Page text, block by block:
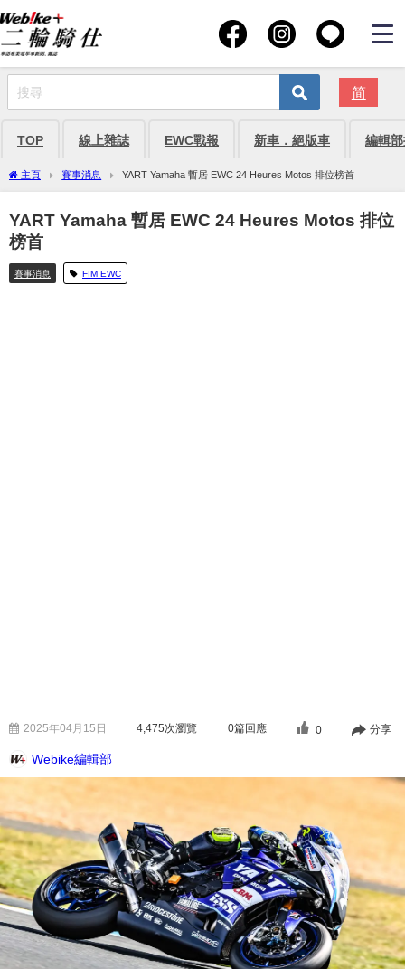
简
TOP 線上雜誌 EWC戰報 新車．絕版車 編輯
主頁 賽事消息 YART Yamaha 暫居 EWC 24 Heures Motos 排位榜首
YART Yamaha 暫居 EWC 24 Heures Motos 排位
榜首
賽事消息 FIM EWC
2025年04月15日 4,475次瀏覽 0篇回應 0 分享
Webike編輯部